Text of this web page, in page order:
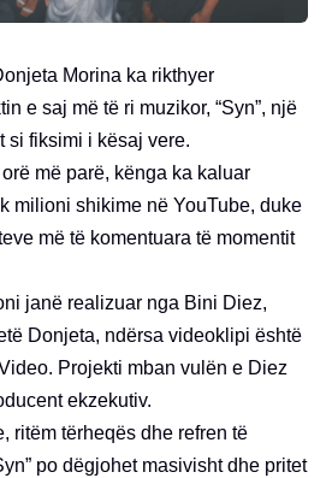
Morina ka rikthyer
e saj më të ri muzikor, “Syn”, një
si fiksimi i kësaj vere.
më parë, kënga ka kaluar
milioni shikime në YouTube, duke
më të komentuara të momentit
janë realizuar nga Bini Diez,
Donjeta, ndërsa videoklipi është
Projekti mban vulën e Diez
ekzekutiv.
ritëm tërheqës dhe refren të
po dëgjohet masivisht dhe pritet